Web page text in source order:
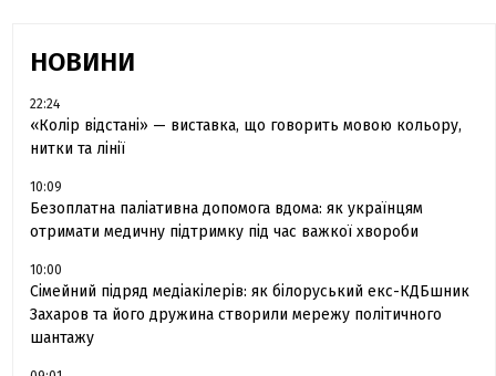
НОВИНИ
22:24
«Колір відстані» — виставка, що говорить мовою кольору,
нитки та лінії
10:09
Безоплатна паліативна допомога вдома: як українцям
отримати медичну підтримку під час важкої хвороби
10:00
Сімейний підряд медіакілерів: як білоруський екс-КДБшник
Захаров та його дружина створили мережу політичного
шантажу